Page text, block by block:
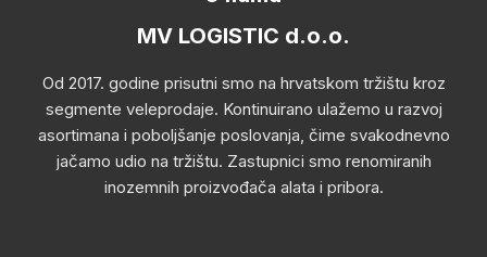
MV LOGISTIC d.o.o.
Od 2017. godine prisutni smo na hrvatskom tržištu kroz
segmente veleprodaje. Kontinuirano ulažemo u razvoj
asortimana i poboljšanje poslovanja, čime svakodnevno
jačamo udio na tržištu. Zastupnici smo renomiranih
inozemnih proizvođača alata i pribora.